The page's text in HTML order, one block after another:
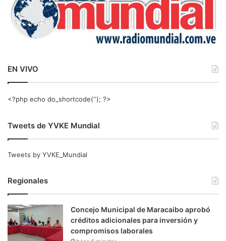
EN VIVO
<?php echo do_shortcode(‘‘); ?>
Tweets de YVKE Mundial
Tweets by YVKE_Mundial
Regionales
Concejo Municipal de Maracaibo aprobó
créditos adicionales para inversión y
compromisos laborales